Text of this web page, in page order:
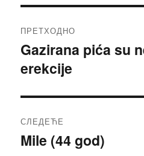
чланка
ПРЕТХОДНО
Претходни
чланак:
Gazirana pića su
erekcije
СЛЕДЕЋЕ
Следећи
Mile (44 god)